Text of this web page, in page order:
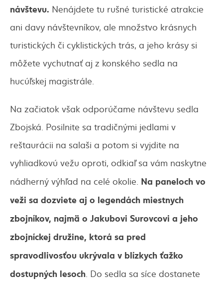
návštevu. Nenájdete tu rušné turistické atrakcie
ani davy návštevníkov, ale množstvo krásnych
turistických či cyklistických trás, a jeho krásy si
môžete vychutnať aj z konského sedla na
hucúľskej magistrále.
Na začiatok však odporúčame návštevu sedla
Zbojská. Posilnite sa tradičnými jedlami v
reštaurácii na salaši a potom si vyjdite na
vyhliadkovú vežu oproti, odkiaľ sa vám naskytne
nádherný výhľad na celé okolie. Na paneloch vo
veži sa dozviete aj o legendách miestnych
zbojníkov, najmä o Jakubovi Surovcovi a jeho
zbojníckej družine, ktorá sa pred
spravodlivosťou ukrývala v blízkych ťažko
dostupných lesoch . Do sedla sa síce dostanete